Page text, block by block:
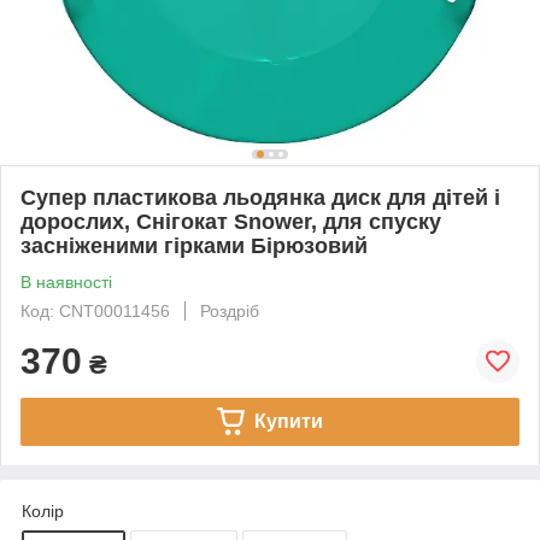
Супер пластикова льодянка диск для дітей і
дорослих, Снігокат Snower, для спуску
засніженими гірками Бірюзовий
В наявності
Код: CNT00011456
Роздріб
370 ₴
Купити
Колір